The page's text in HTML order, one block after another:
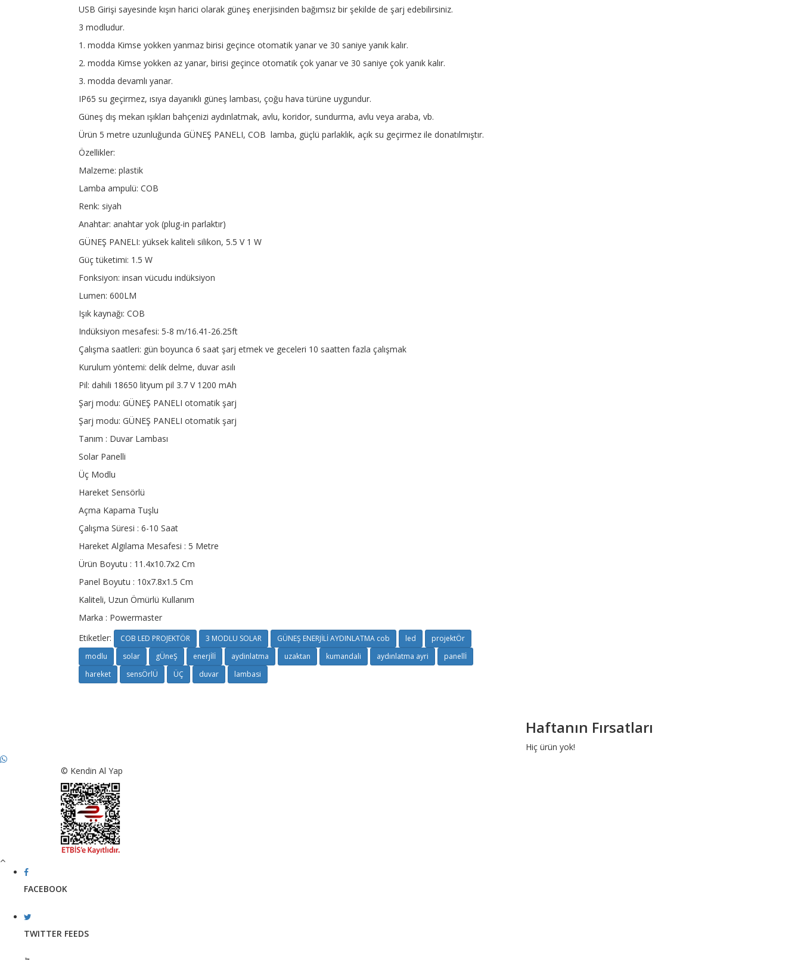
USB Girişi sayesinde kışın harici olarak güneş enerjisinden bağımsız bir şekilde de şarj edebilirsiniz.
3 modludur.
1. modda Kimse yokken yanmaz birisi geçince otomatik yanar ve 30 saniye yanık kalır.
2. modda Kimse yokken az yanar, birisi geçince otomatik çok yanar ve 30 saniye çok yanık kalır.
3. modda devamlı yanar.
IP65 su geçirmez, ısıya dayanıklı güneş lambası, çoğu hava türüne uygundur.
Güneş dış mekan ışıkları bahçenizi aydınlatmak, avlu, koridor, sundurma, avlu veya araba, vb.
Ürün 5 metre uzunluğunda GÜNEŞ PANELI, COB lamba, güçlü parlaklık, açık su geçirmez ile donatılmıştır.
Özellikler:
Malzeme: plastik
Lamba ampulü: COB
Renk: siyah
Anahtar: anahtar yok (plug-in parlaktır)
GÜNEŞ PANELI: yüksek kaliteli silikon, 5.5 V 1 W
Güç tüketimi: 1.5 W
Fonksiyon: insan vücudu indüksiyon
Lumen: 600LM
Işık kaynağı: COB
Indüksiyon mesafesi: 5-8 m/16.41-26.25ft
Çalışma saatleri: gün boyunca 6 saat şarj etmek ve geceleri 10 saatten fazla çalışmak
Kurulum yöntemi: delik delme, duvar asılı
Pil: dahili 18650 lityum pil 3.7 V 1200 mAh
Şarj modu: GÜNEŞ PANELI otomatik şarj
Şarj modu: GÜNEŞ PANELI otomatik şarj
Tanım : Duvar Lambası
Solar Panelli
Üç Modlu
Hareket Sensörlü
Açma Kapama Tuşlu
Çalışma Süresi : 6-10 Saat
Hareket Algılama Mesafesi : 5 Metre
Ürün Boyutu : 11.4x10.7x2 Cm
Panel Boyutu : 10x7.8x1.5 Cm
Kaliteli, Uzun Ömürlü Kullanım
Marka : Powermaster
Etiketler:
COB LED PROJEKTÖR 3 MODLU SOLAR GÜNEŞ ENERJİLİ AYDINLATMA cob led
projektÖr
modlu
solar gÜneŞ enerjİlİ aydinlatma uzaktan kumandali aydınlatma ayri
panellİ
hareket
sensÖrlÜ ÜÇ duvar lambasi
Haftanın Fırsatları
Hiç ürün yok!
© Kendin Al Yap
FACEBOOK
TWITTER FEEDS